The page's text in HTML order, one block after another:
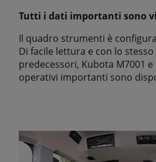
Tutti i dati importanti sono
Il quadro strumenti è
Di facile lettura e con lo
predecessori, Kubota M7001
operativi importanti sono